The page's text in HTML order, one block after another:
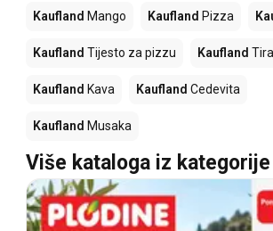
Kaufland Mango Kaufland Pizza
Kaufland Tijesto za pizzu Kaufland
Kaufland Kava Kaufland Cedevita
Kaufland Musaka
Više kataloga iz kategorije